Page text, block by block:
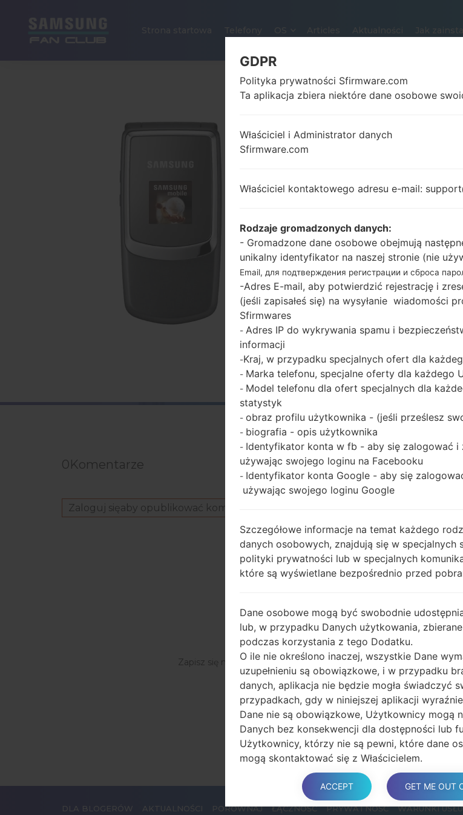
Aktualności Jak
1.77 cali (~24.4%
gęstość pikseli na cal)
-
-
Strona startowa → Seria →Others →
0Komentarze
Zaloguj sięaby opublikować komentarz.
PODPISAĆ
Zapisz się na naszą listę mailingową i otrzymuj interesujące rzeczy
DLA BLOGERÓW AKTUALNOŚCI PORÓWNAJ ŁĄCZNOŚĆ PRYWATNOŚĆ WARUNKI
GDPR
Polityka prywatności Sfirmware.com
Ta aplikacja zbiera niektóre dane osobowe
Właściciel i Administrator danych
Sfirmware.com
Właściciel kontaktowego adresu e-mail:
Rodzaje gromadzonych danych:
- Gromadzone dane osobowe obejmują
unikalny identyfikator na naszej stronie (nie
Email, для подтверждения регистрации и сброса
-Adres E-mail, aby potwierdzić rejestrację i
(jeśli zapisałeś się) na wysyłanie wiadomości
Sfirmwares
- Adres IP do wykrywania spamu i
informacji
-Kraj, w przypadku specjalnych ofert dla
- Marka telefonu, specjalne oferty dla każdego
- Model telefonu dla ofert specjalnych dla
statystyk
- obraz profilu użytkownika - (jeśli prześlesz
- biografia - opis użytkownika
- Identyfikator konta w fb - aby się zalogować i
używając swojego loginu na Facebooku
- Identyfikator konta Google - aby się
używając swojego loginu Google
Szczegółowe informacje na temat każdego
danych osobowych, znajdują się w specjalnych
polityki prywatności lub w specjalnych
które są wyświetlane bezpośrednio przed
Dane osobowe mogą być swobodnie
lub, w przypadku Danych użytkowania,
podczas korzystania z tego Dodatku.
O ile nie określono inaczej, wszystkie Dane
uzupełnieniu są obowiązkowe, i w przypadku
danych, aplikacja nie będzie mogła świadczyć
przypadkach, gdy w niniejszej aplikacji
Dane nie są obowiązkowe, Użytkownicy mogą
Danych bez konsekwencji dla dostępności lub
Użytkownicy, którzy nie są pewni, które dane
mogą skontaktować się z Właścicielem.
Jakiekolwiek wykorzystanie plików cookie - lub
śledzenia - przez tą Aplikację lub właścicieli
którzy korzystają z tej Aplikacji, ma na celu
ACCEPT GET ME OUT